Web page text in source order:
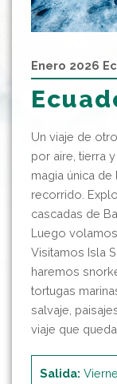
Enero 2026
Un viaje de
por aire, tierra
magia única
recorrido.
cascadas de
Luego
Visitamos Isla
haremos
tortugas
salvaje,
viaje que
Salida: